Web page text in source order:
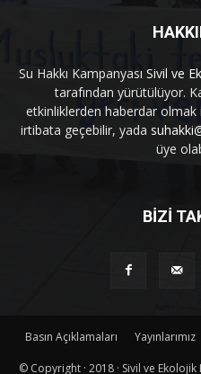
Su Hakkı Kampanyası Sivil ve
tarafından yürütülüyor.
etkinliklerden haberdar olmak
irtibata geçebilir, yada
üye
BİZİ
Basın Açıklamaları Yayınlarımız
© Copyright · 2018 · Sivil ve Ekolojik